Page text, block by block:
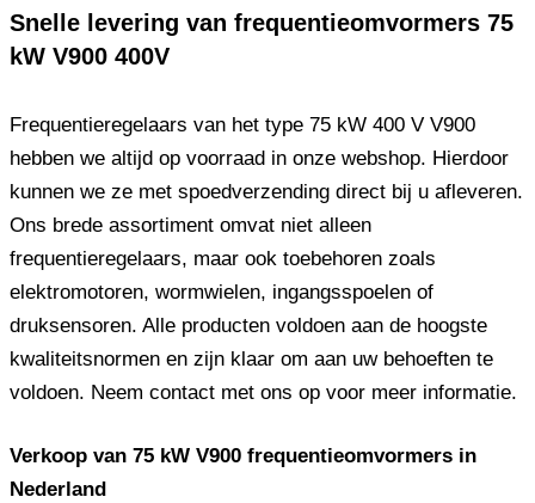
Snelle levering van frequentieomvormers 75
kW V900 400V
Frequentieregelaars van het type 75 kW 400 V V900
hebben we altijd op voorraad in onze webshop. Hierdoor
kunnen we ze met spoedverzending direct bij u afleveren.
Ons brede assortiment omvat niet alleen
frequentieregelaars, maar ook toebehoren zoals
elektromotoren, wormwielen, ingangsspoelen of
druksensoren. Alle producten voldoen aan de hoogste
kwaliteitsnormen en zijn klaar om aan uw behoeften te
voldoen. Neem contact met ons op voor meer informatie.
Verkoop van 75 kW V900 frequentieomvormers in
Nederland